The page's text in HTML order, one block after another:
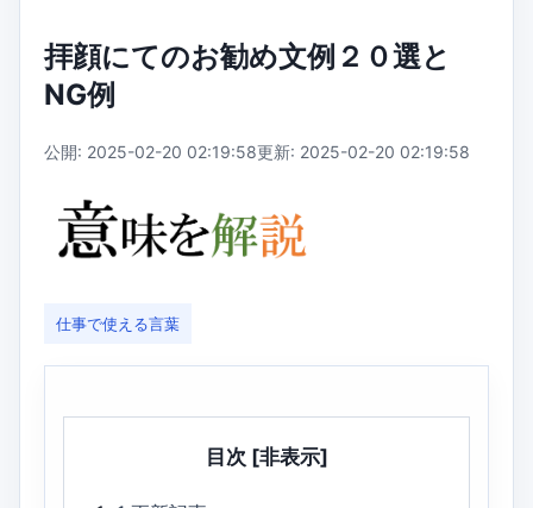
拝顔にてのお勧め文例２０選と
NG例
公開: 2025-02-20 02:19:58更新: 2025-02-20 02:19:58
仕事で使える言葉
目次 [非表示]